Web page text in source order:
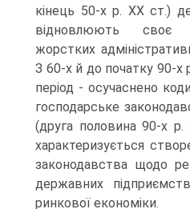
кінець 50-х р. XX ст.)
відновлюють своє
жорстких
З 60-х й до початку 90-х
період - осучаснено
господарське
(друга половина 90-х р.
характеризується
законодавства щодо
державних
ринкової економіки.